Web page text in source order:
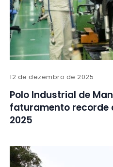
12 de dezembro de 2025
Polo Industrial de
faturamento recorde
2025